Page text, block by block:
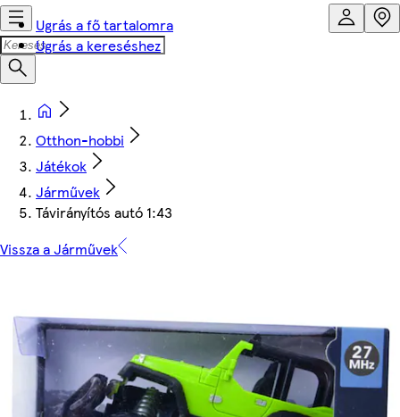
Ugrás a fő tartalomra
Ugrás a kereséshez
Otthon-hobbi
Játékok
Járművek
Távirányítós autó 1:43
Vissza a Járművek